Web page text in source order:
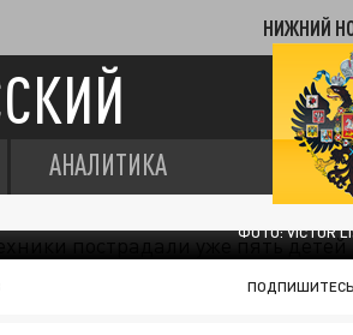
НИЖНИЙ
АНАЛИТИКА
ФОТО: VICTOR